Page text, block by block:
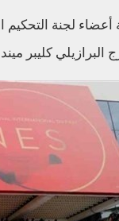
أعضاء لجنة
البرازيلي كليبر